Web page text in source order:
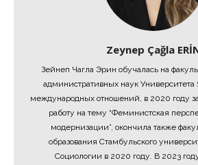
Zeynep Çağla
Зейнеп Чагла Эрин обучалась на
административных наук Университета
международных отношений, в 2020 году
работу на тему “Феминистская
модернизации”, окончила также
образования Стамбульского
Социологии в 2020 году. В 2023